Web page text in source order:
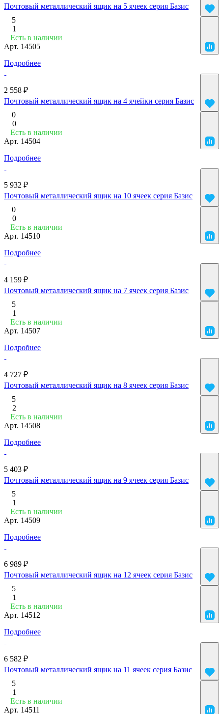
Почтовый металлический ящик на 5 ячеек серия Базис
5
1
Есть в наличии
Арт. 14505
Подробнее
2 558 ₽
Почтовый металлический ящик на 4 ячейки серия Базис
0
0
Есть в наличии
Арт. 14504
Подробнее
5 932 ₽
Почтовый металлический ящик на 10 ячеек серия Базис
0
0
Есть в наличии
Арт. 14510
Подробнее
4 159 ₽
Почтовый металлический ящик на 7 ячеек серия Базис
5
1
Есть в наличии
Арт. 14507
Подробнее
4 727 ₽
Почтовый металлический ящик на 8 ячеек серия Базис
5
2
Есть в наличии
Арт. 14508
Подробнее
5 403 ₽
Почтовый металлический ящик на 9 ячеек серия Базис
5
1
Есть в наличии
Арт. 14509
Подробнее
6 989 ₽
Почтовый металлический ящик на 12 ячеек серия Базис
5
1
Есть в наличии
Арт. 14512
Подробнее
6 582 ₽
Почтовый металлический ящик на 11 ячеек серия Базис
5
1
Есть в наличии
Арт. 14511